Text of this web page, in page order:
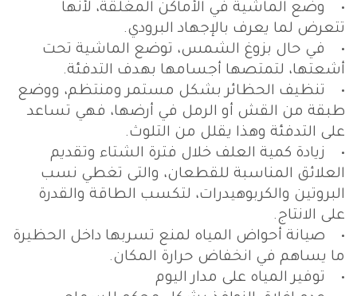
• وضع الماشية في الأماكن المغلقة، لأنها
تتعرض لما يعرف بالإجهاد البرودي.
• في حال بزوغ الشمس، توضع الماشية تحت
أشعتها، لتمتصها أجسامها بهدف التدفئة.
• تنظيف الحظائر بشكل مستمر ومنتظم، ووضع
طبقة من القش أو الرمل في أرضها، فهي تساعد
على التدفئة وهذا يقلل من التلوث.
• زيادة كمية العلف خلال فترة الشتاء وتقديم
العلائق المناسبة للقطعان، والتى تغطي نسب
البروتين والكربوهيدرات، لتكسب الطاقة والقدرة
على الانتاج.
• صيانة أحواض المياه لمنع تسربها داخل الحظيرة
ما يساهم في انخفاض حرارة المكان.
• توفير المياه على مدار اليوم